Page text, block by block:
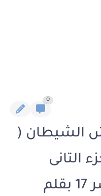
0
الشيطان (
التانى
الفصل السابع عشر 17 بقلم